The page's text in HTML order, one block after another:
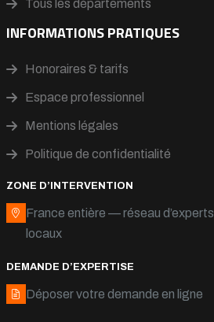
Tous les départements
INFORMATIONS PRATIQUES
Honoraires & tarifs
Espace professionnel
Mentions légales
Politique de confidentialité
ZONE D’INTERVENTION
France entière — réseau d’experts
locaux
DEMANDE D’EXPERTISE
Déposer votre demande en ligne